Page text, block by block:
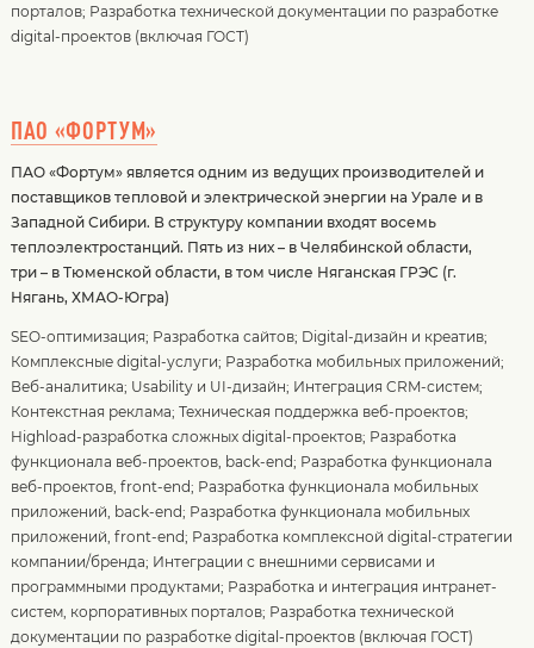
порталов; Разработка технической документации по разработке
digital-проектов (включая ГОСТ)
ПАО «ФОРТУМ»
ПАО «Фортум» является одним из ведущих производителей и
поставщиков тепловой и электрической энергии на Урале и в
Западной Сибири. В структуру компании входят восемь
теплоэлектростанций. Пять из них – в Челябинской области,
три – в Тюменской области, в том числе Няганская ГРЭС (г.
Нягань, ХМАО-Югра)
SEO-оптимизация; Разработка сайтов; Digital-дизайн и креатив;
Комплексные digital-услуги; Разработка мобильных приложений;
Веб-аналитика; Usability и UI-дизайн; Интеграция CRM-систем;
Контекстная реклама; Техническая поддержка веб-проектов;
Highload-разработка сложных digital-проектов; Разработка
функционала веб-проектов, back-end; Разработка функционала
веб-проектов, front-end; Разработка функционала мобильных
приложений, back-end; Разработка функционала мобильных
приложений, front-end; Разработка комплексной digital-стратегии
компании/бренда; Интеграции с внешними сервисами и
программными продуктами; Разработка и интеграция интранет-
систем, корпоративных порталов; Разработка технической
документации по разработке digital-проектов (включая ГОСТ)